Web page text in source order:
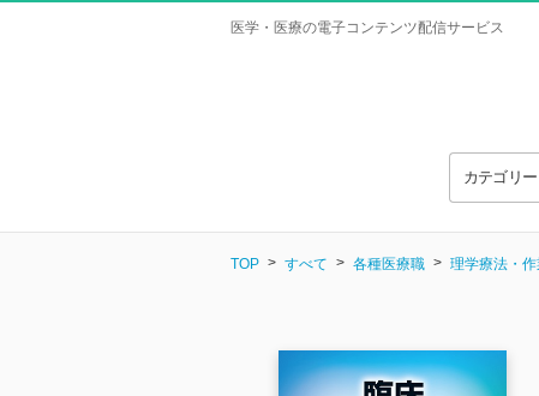
医学・医療の電子コンテンツ配信サービス
カテゴリー
TOP すべて 各種医療職 理学療法・